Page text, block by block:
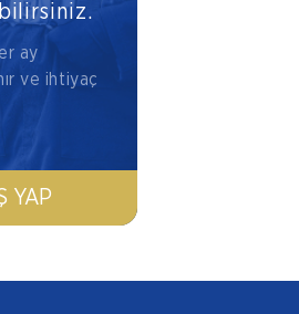
ay
ve ihtiyaç
YAP